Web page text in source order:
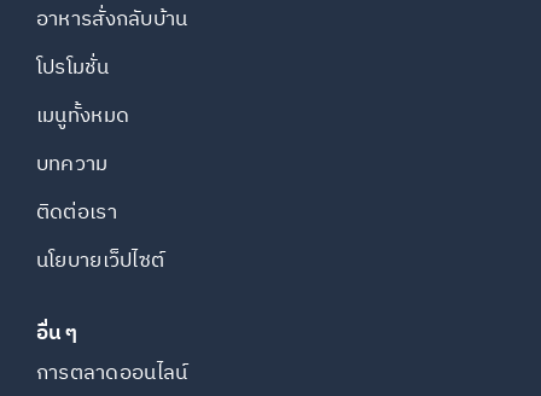
อาหารสั่งกลับบ้าน
โปรโมชั่น
เมนูทั้งหมด
บทความ
ติดต่อเรา
นโยบายเว็ปไซต์
อื่น ๆ
การตลาดออนไลน์